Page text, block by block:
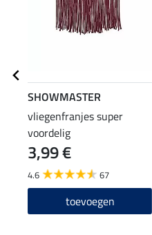
SHOWMASTER
vliegenfranjes super
voordelig
3,99 €
4.6 67
toevoegen